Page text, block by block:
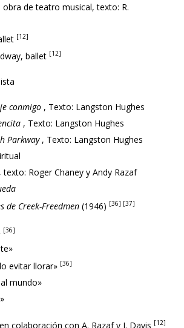
obra de teatro musical, texto: R.
[12]
ballet [12]
conmigo , Texto: Langston Hughes
, Texto: Langston Hughes
Parkway, Texto: Langston Hughes
, texto: Roger Chaney y Andy Razaf
de Creek-Freedmen (1946) [36] [37]
[36]
evitar llorar» [36]
mundo»
colaboración con A. Razaf y J. Davis [12]